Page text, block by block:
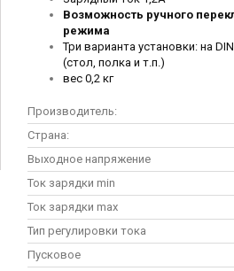
Возможность ручного
режима
Три варианта установки: на
(стол, полка и т.п.)
вес 0,2 кг
Производитель:
Страна:
Выходное напряжение
Ток зарядки min
Ток зарядки max
Тип регулировки тока
Пусковое